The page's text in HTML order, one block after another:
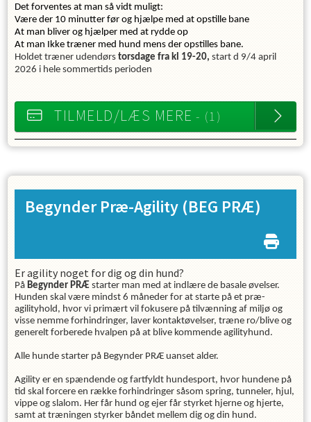
Det forventes at man så vidt muligt:
Være der 10 minutter før og hjælpe med at opstille bane
At man bliver og hjælper med at rydde op
At man Ikke træner med hund mens der opstilles bane.
Holdet træner udendørs torsdage fra kl 19-20, start d 9/4 april
2026 i hele sommertids perioden
TILMELD/LÆS MERE - (1)
Begynder Præ-Agility (BEG PRÆ)
Er agility noget for dig og din hund?
På Begynder PRÆ starter man med at indlære de basale øvelser.
Hunden skal være mindst 6 måneder for at starte på et præ-
agilityhold, hvor vi primært vil fokusere på tilvænning af miljø og
visse nemme forhindringer, laver kontaktøvelser, træne ro/blive og
generelt forberede hvalpen på at blive kommende agilityhund.
Alle hunde starter på Begynder PRÆ uanset alder.
Agility er en spændende og fartfyldt hundesport, hvor hundene på
tid skal forcere en række forhindringer såsom spring, tunneler, hjul,
vippe og slalom. Her får hund og ejer får styrket hjerne og hjerte,
samt at træningen styrker båndet mellem dig og din hund.